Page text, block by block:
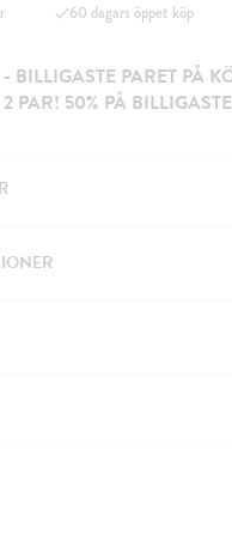
60 dagars öppet köp
BILLIGASTE PARET PÅ
PAR! 50% PÅ